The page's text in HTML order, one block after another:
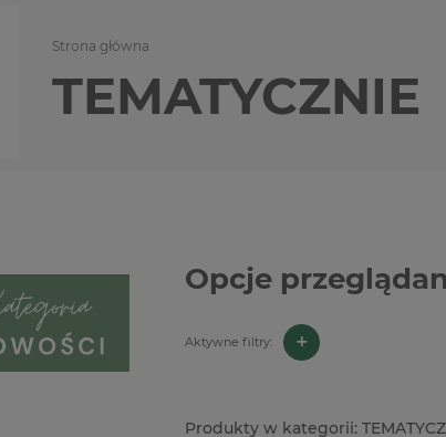
Strona główna
TEMATYCZNIE
Opcje
Aktywne filtry: +